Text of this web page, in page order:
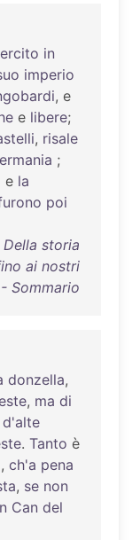
in
imperio
, e
e libere;
, risale
;
e la
poi
storia
ai nostri
Sommario
donzella,
, ma di
d'alte
. Tanto è
, ch'a pena
, se non
Can del